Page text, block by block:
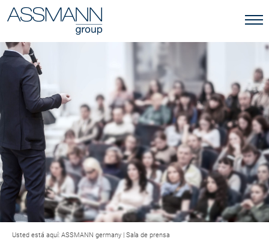
Usted está aquí: ASSMANN germany | Sala de prensa